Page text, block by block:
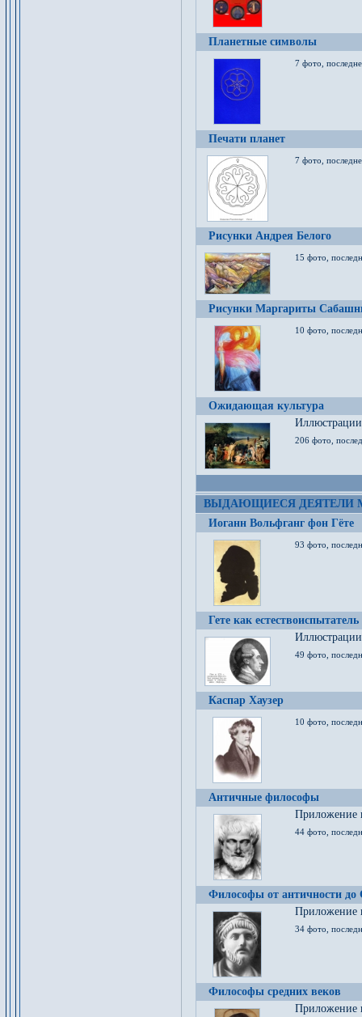
Планетные символы
7 фото,
Печати планет
7 фото,
Рисунки Андрея Белого
15 фото,
Рисунки Маргариты
10 фото,
Ожидающая культура
206 фото,
ВЫДАЮЩИЕСЯ ДЕЯТЕЛИ
Иоганн Вольфганг фон Гёте
93 фото,
Гете как естествоиспытатель
49 фото,
Каспар Хаузер
10 фото,
Античные философы
Приложение
44 фото,
Философы от античности до
Приложение
34 фото,
Философы средних веков
Приложение